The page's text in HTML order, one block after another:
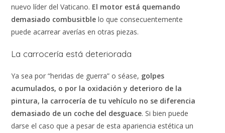
nuevo líder del Vaticano. El motor está quemando
demasiado combusitble lo que consecuentemente
puede acarrear averías en otras piezas.
La carrocería está deteriorada
Ya sea por “heridas de guerra” o séase, golpes
acumulados, o por la oxidación y deterioro de la
pintura, la carrocería de tu vehículo no se diferencia
demasiado de un coche del desguace. Si bien puede
darse el caso que a pesar de esta apariencia estética un